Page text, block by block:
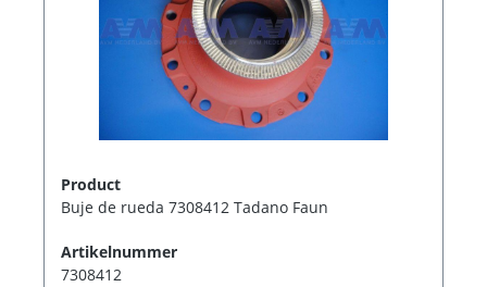
Product
Buje de rueda 7308412 Tadano Faun
Artikelnummer
7308412